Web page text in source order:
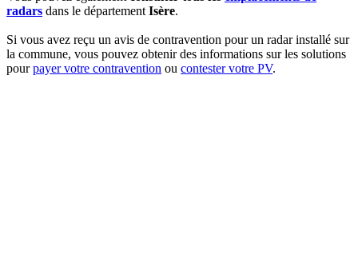
radars dans le départementIsère.
Si vous avez reçu un avis de contravention pour un radar installé sur
la commune, vous pouvez obtenir des informations sur les solutions
pourpayer votre contravention ou contester votre PV.